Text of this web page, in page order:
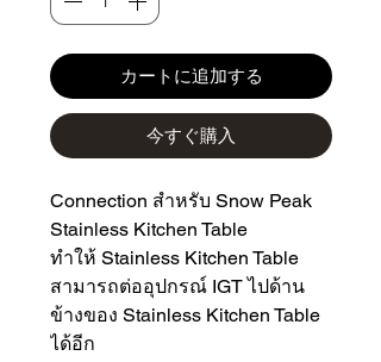
カートに追加する
今すぐ購入
Connection สำหรับ Snow Peak
Stainless Kitchen Table
ทำให้ Stainless Kitchen Table
สามารถต่ออุปกรณ์ IGT ไปด้าน
ข้างของ Stainless Kitchen Table
ได้อีก